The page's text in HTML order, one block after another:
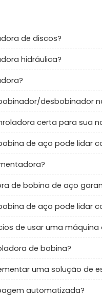
de discos?
hidráulica?
desbobinador
certa para sua
de aço pode lidar
de bobina de aço
de aço pode lidar
de usar uma
de bobina?
uma solução de
automatizada?